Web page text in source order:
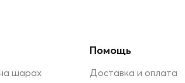
шарах
Помощь
Доставка и оплата